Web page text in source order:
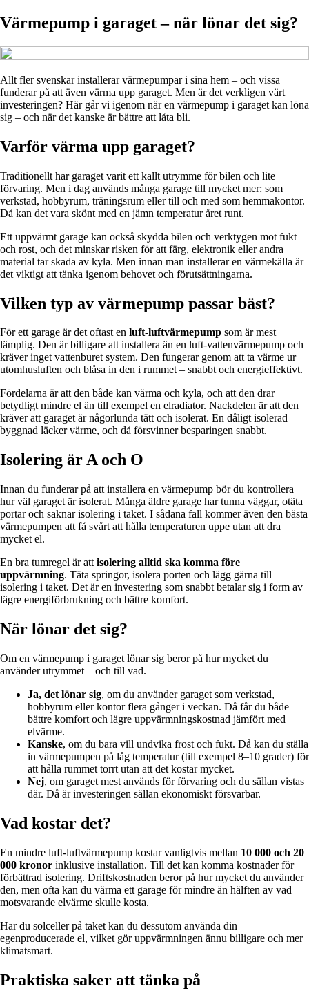
Värmepump i garaget – när lönar det sig?
Allt fler svenskar installerar värmepumpar i sina hem – och vissa
funderar på att även värma upp garaget. Men är det verkligen värt
investeringen? Här går vi igenom när en värmepump i garaget kan löna
sig – och när det kanske är bättre att låta bli.
Varför värma upp garaget?
Traditionellt har garaget varit ett kallt utrymme för bilen och lite
förvaring. Men i dag används många garage till mycket mer: som
verkstad, hobbyrum, träningsrum eller till och med som hemmakontor.
Då kan det vara skönt med en jämn temperatur året runt.
Ett uppvärmt garage kan också skydda bilen och verktygen mot fukt
och rost, och det minskar risken för att färg, elektronik eller andra
material tar skada av kyla. Men innan man installerar en värmekälla är
det viktigt att tänka igenom behovet och förutsättningarna.
Vilken typ av värmepump passar bäst?
För ett garage är det oftast en luft-luftvärmepump som är mest
lämplig. Den är billigare att installera än en luft-vattenvärmepump och
kräver inget vattenburet system. Den fungerar genom att ta värme ur
utomhusluften och blåsa in den i rummet – snabbt och energieffektivt.
Fördelarna är att den både kan värma och kyla, och att den drar
betydligt mindre el än till exempel en elradiator. Nackdelen är att den
kräver att garaget är någorlunda tätt och isolerat. En dåligt isolerad
byggnad läcker värme, och då försvinner besparingen snabbt.
Isolering är A och O
Innan du funderar på att installera en värmepump bör du kontrollera
hur väl garaget är isolerat. Många äldre garage har tunna väggar, otäta
portar och saknar isolering i taket. I sådana fall kommer även den bästa
värmepumpen att få svårt att hålla temperaturen uppe utan att dra
mycket el.
En bra tumregel är att isolering alltid ska komma före
uppvärmning. Täta springor, isolera porten och lägg gärna till
isolering i taket. Det är en investering som snabbt betalar sig i form av
lägre energiförbrukning och bättre komfort.
När lönar det sig?
Om en värmepump i garaget lönar sig beror på hur mycket du
använder utrymmet – och till vad.
Ja, det lönar sig, om du använder garaget som verkstad,
hobbyrum eller kontor flera gånger i veckan. Då får du både
bättre komfort och lägre uppvärmningskostnad jämfört med
elvärme.
Kanske, om du bara vill undvika frost och fukt. Då kan du ställa
in värmepumpen på låg temperatur (till exempel 8–10 grader) för
att hålla rummet torrt utan att det kostar mycket.
Nej, om garaget mest används för förvaring och du sällan vistas
där. Då är investeringen sällan ekonomiskt försvarbar.
Vad kostar det?
En mindre luft-luftvärmepump kostar vanligtvis mellan 10 000 och 20
000 kronor inklusive installation. Till det kan komma kostnader för
förbättrad isolering. Driftskostnaden beror på hur mycket du använder
den, men ofta kan du värma ett garage för mindre än hälften av vad
motsvarande elvärme skulle kosta.
Har du solceller på taket kan du dessutom använda din
egenproducerade el, vilket gör uppvärmningen ännu billigare och mer
klimatsmart.
Praktiska saker att tänka på